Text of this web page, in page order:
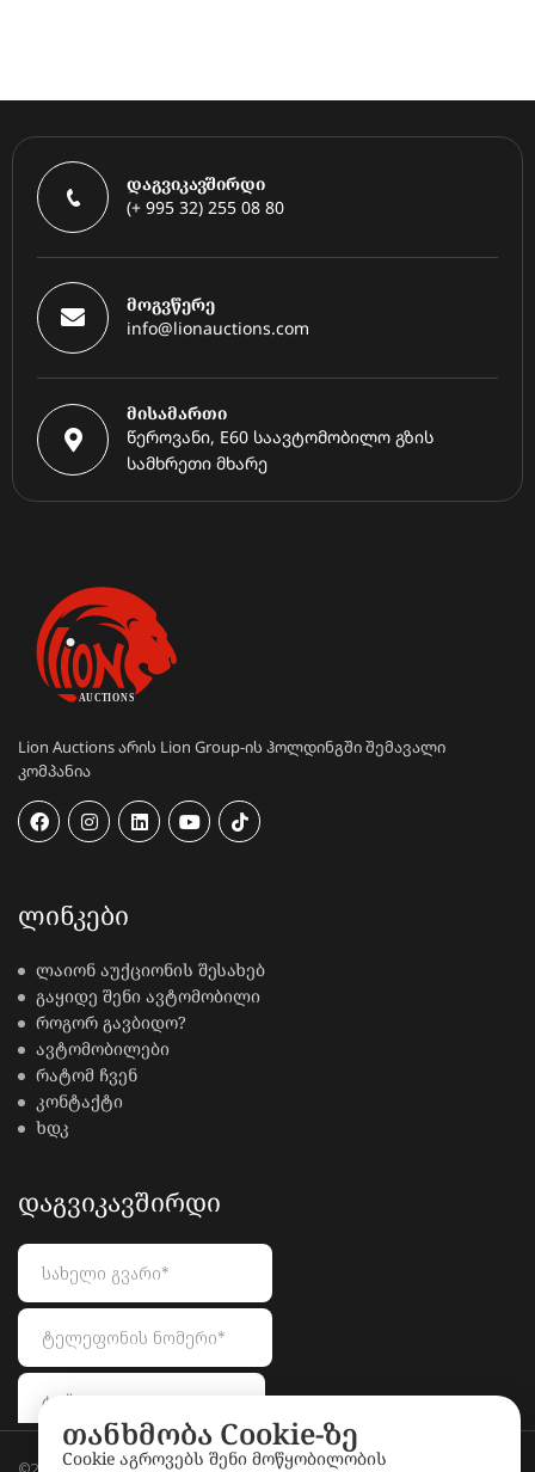
დაგვიკავშირდი
(+ 995 32) 255 08 80
მოგვწერე
info@lionauctions.com
მისამართი
წეროვანი, E60 საავტომობილო გზის
სამხრეთი მხარე
Lion Auctions არის Lion Group-ის ჰოლდინგში შემავალი
კომპანია
ᲚᲘᲜᲙᲔᲑᲘ
ლაიონ აუქციონის შესახებ
გაყიდე შენი ავტომობილი
როგორ გავბიდო?
ავტომობილები
რატომ ჩვენ
კონტაქტი
ხდკ
ᲓᲐᲒᲕᲘᲙᲐᲕᲨᲘᲠᲓᲘ
თანხმობა Cookie-ზე
Cookie აგროვებს შენი მოწყობილობის